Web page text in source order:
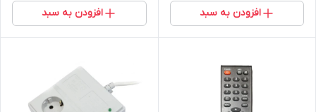
افزودن به سبد افزودن به سبد